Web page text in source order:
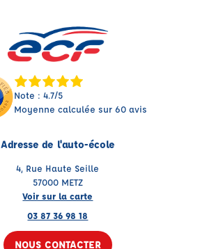
Note : 4.7/5
Moyenne calculée sur 60 avis
Adresse de l'auto-école
4, Rue Haute Seille
57000 METZ
Voir sur la carte
03 87 36 98 18
NOUS CONTACTER